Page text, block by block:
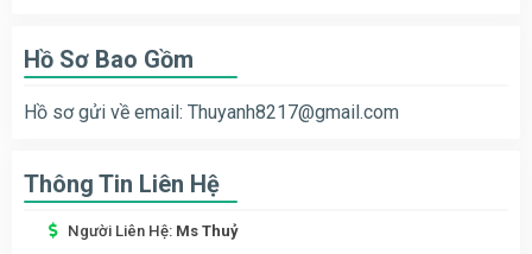
Hồ Sơ Bao Gồm
Hồ sơ gửi về email: Thuyanh8217@gmail.com
Thông Tin Liên Hệ
Người Liên Hệ: Ms Thuỷ